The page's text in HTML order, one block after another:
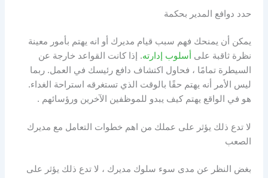
حدد دوافع المدير بحكمة
يمكن أن يمنحك فهم سبب قيام مديرك أو انه يهتم بأمور معينة
نظرة ثاقبة على
أسلوب إدارته. إذا كانت القواعد خارجة عن
السيطرة تمامًا ، فحاول اكتشاف دافع رئيسك في العمل. ربما
ليس الأمر أنه يهتم حقًا بالوقت الذي تستغرقه استراحة الغداء.
هو في الواقع يهتم كيف يبدو للموظفين الآخرين ورؤسائهم .
لا تدع ذلك يؤثر على عملك من اهم خطوات التعامل مع مديرك
الصعب
بغض النظر عن مدى سوء سلوك مديرك ، لا تدع ذلك يؤثر على